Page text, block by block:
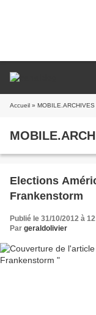
Accueil » MOBILE.ARCHIVES
Elections
Frankenstorm
Publié le 31/10/2012 à
Par geraldolivier